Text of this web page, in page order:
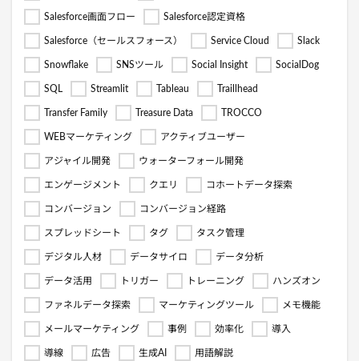
Salesforce画面フロー Salesforce認定資格
Salesforce（セールスフォース） Service Cloud Slack
Snowflake SNSツール Social Insight SocialDog
SQL Streamlit Tableau Traillhead
Transfer Family Treasure Data TROCCO
WEBマーケティング アクティブユーザー
アジャイル開発 ウォーターフォール開発
エンゲージメント クエリ コホートデータ探索
コンバージョン コンバージョン経路
スプレッドシート タグ タスク管理
デジタル人材 データサイロ データ分析
データ活用 トリガー トレーニング ハンズオン
ファネルデータ探索 マーケティングツール メモ機能
メールマーケティング 事例 効率化 導入
導線 広告 生成AI 用語解説